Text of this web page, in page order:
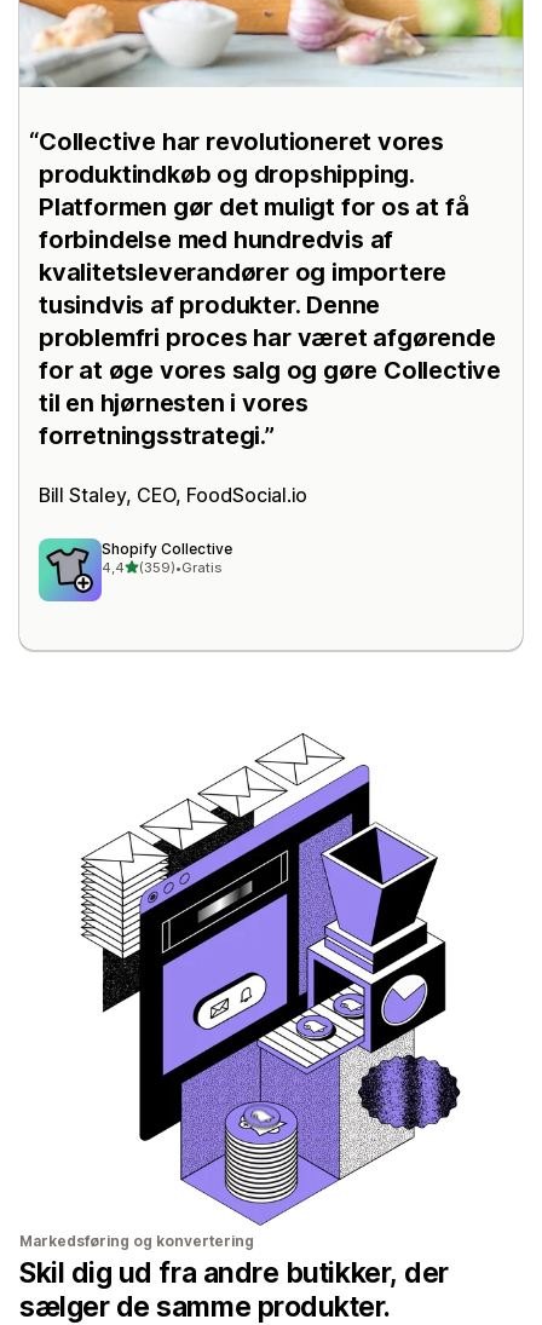
Collective har revolutioneret vores
produktindkøb og dropshipping.
Platformen gør det muligt for os at få
forbindelse med hundredvis af
kvalitetsleverandører og importere
tusindvis af produkter. Denne
problemfri proces har været afgørende
for at øge vores salg og gøre Collective
til en hjørnesten i vores
forretningsstrategi.
Bill Staley, CEO, FoodSocial.io
Shopify Collective
4,4ud af 5 stjerner
(359)
359 anmeldelser i alt
•Gratis
Markedsføring og konvertering
Skil dig ud fra andre butikker, der
sælger de samme produkter.